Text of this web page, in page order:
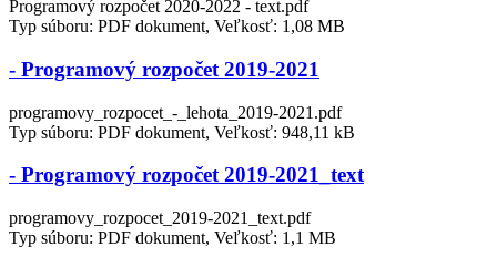
Programový rozpočet 2020-2022 - text.pdf
Typ súboru: PDF dokument, Veľkosť: 1,08 MB
- Programový rozpočet 2019-2021
programovy_rozpocet_-_lehota_2019-2021.pdf
Typ súboru: PDF dokument, Veľkosť: 948,11 kB
- Programový rozpočet 2019-2021_text
programovy_rozpocet_2019-2021_text.pdf
Typ súboru: PDF dokument, Veľkosť: 1,1 MB